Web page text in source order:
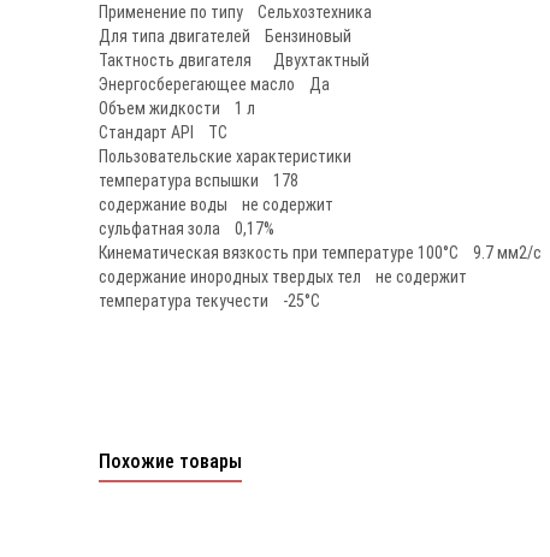
Применение по типу Сельхозтехника
Для типа двигателей Бензиновый
Тактность двигателя Двухтактный
Энергосберегающее масло Да
Объем жидкости 1 л
Стандарт API TC
Пользовательские характеристики
температура вспышки 178
содержание воды не содержит
сульфатная зола 0,17%
Кинематическая вязкость при температуре 100°C 9.7 мм2/с
содержание инородных твердых тел не содержит
температура текучести -25°C
Похожие товары